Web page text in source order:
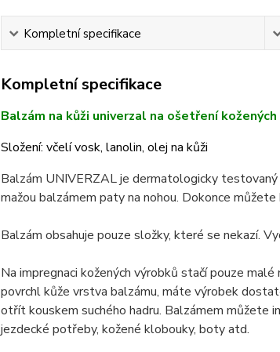
Kompletní specifikace
Kompletní specifikace
Balzám na kůži univerzal na ošetření
Složení: včelí vosk, lanolin, olej na kůži
Balzám UNIVERZAL je dermatologicky
mažou balzámem paty na nohou. Dokonce
Balzám obsahuje pouze složky, které se nekazí.
Na impregnaci kožených výrobků stačí pouze
povrchl kůže vrstva balzámu, máte výrobek
otřít kouskem suchého hadru. Balzámem můžete
jezdecké potřeby, kožené klobouky, boty atd.